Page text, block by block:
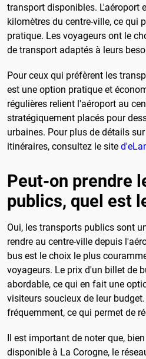
transport disponibles. L'aéroport
kilomètres du centre-ville, ce qui
pratique. Les voyageurs ont le
de transport adaptés à leurs
Pour ceux qui préfèrent les
est une option pratique et
régulières relient l'aéroport au
stratégiquement placés pour
urbaines. Pour plus de détails
itinéraires, consultez le site
Peut-on prendre
publics, quel est
Oui, les transports publics sont
rendre au centre-ville depuis
bus est le choix le plus
voyageurs. Le prix d'un billet de
abordable, ce qui en fait une
visiteurs soucieux de leur
fréquemment, ce qui permet de
Il est important de noter que,
disponible à La Corogne, le